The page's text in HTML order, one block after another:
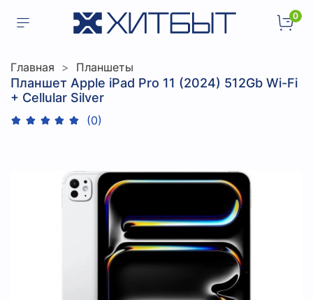
0
Главная Планшеты
Планшет Apple iPad Pro 11 (2024) 512Gb Wi-Fi
+ Cellular Silver
(0)